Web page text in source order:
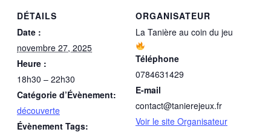
DÉTAILS
Date :
novembre 27, 2025
Heure :
18h30 – 22h30
Catégorie d’Évènement:
découverte
Évènement Tags:
ORGANISATEUR
La Tanière au coin du jeu
Téléphone
0784631429
E-mail
contact@tanierejeux.fr
Voir le site Organisateur